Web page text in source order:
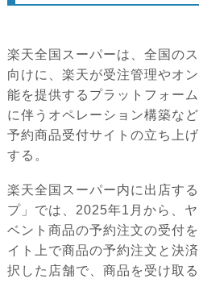
楽天全国スーパーは、全国の
向けに、楽天が受注管理やオ
能を提供するプラットフォー
に伴うオペレーション構築な
予約商品受付サイトの立ち上
する。
楽天全国スーパー内に出店す
プ」では、2025年1月から、
ベント商品の予約注文の受付
イト上で商品の予約注文と決
択した店舗で、商品を受け取る